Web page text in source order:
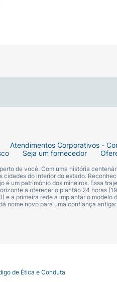
e descamação.
absorvido pela
para peles
extremo.
DiabetTX de 3 a 4
seja completamente
Atendimentos Corporativos -
Seja um fornecedor
de você. Com uma história
do interior do estado.
um patrimônio dos mineiros. Essa
a oferecer o plantão 24 horas
e a primeira rede a implantar o
nome novo para uma confiança
de Ética e Conduta